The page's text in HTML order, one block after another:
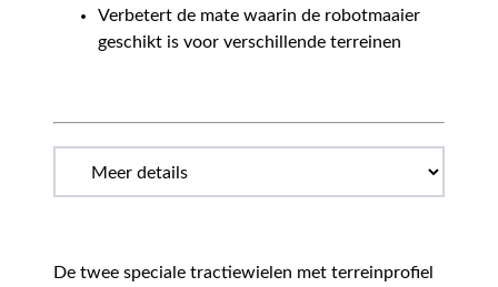
Verbetert de mate waarin de robotmaaier
geschikt is voor verschillende terreinen
De twee speciale tractiewielen met terreinprofiel